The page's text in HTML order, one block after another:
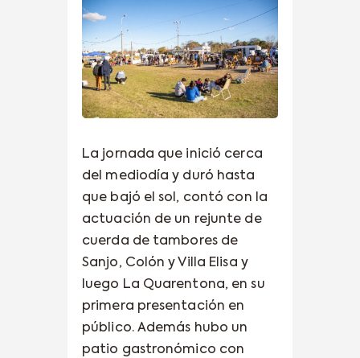
La jornada que inició cerca
del mediodía y duró hasta
que bajó el sol, contó con la
actuación de un rejunte de
cuerda de tambores de
Sanjo, Colón y Villa Elisa y
luego La Quarentona, en su
primera presentación en
público. Además hubo un
patio gastronómico con